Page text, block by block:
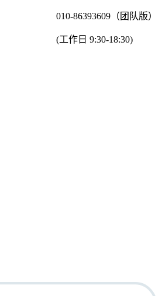
010-86393609（团队版）
(工作日 9:30-18:30)